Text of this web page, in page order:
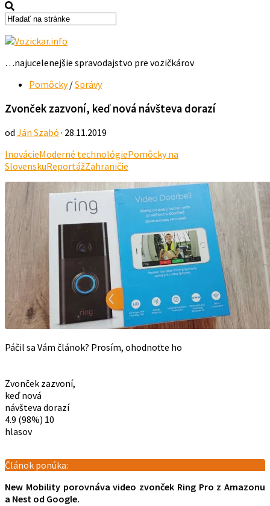
…najucelenejšie spravodajstvo pre vozičkárov
Pomôcky /Správy
Zvonček zazvoní, keď nová návšteva dorazí
od Ján Szabó · 28.11.2019
InovácieModerné technológiePomôcky na
SlovenskuReportážZahraničie
Páčil sa Vám článok? Prosím, ohodnoťte ho
Zvonček zazvoní,
keď nová
návšteva dorazí
4.9 (98%) 10
hlasov
Článok ponúka:
New Mobility porovnáva video zvonček Ring Pro z Amazonu
a Nest od Google.